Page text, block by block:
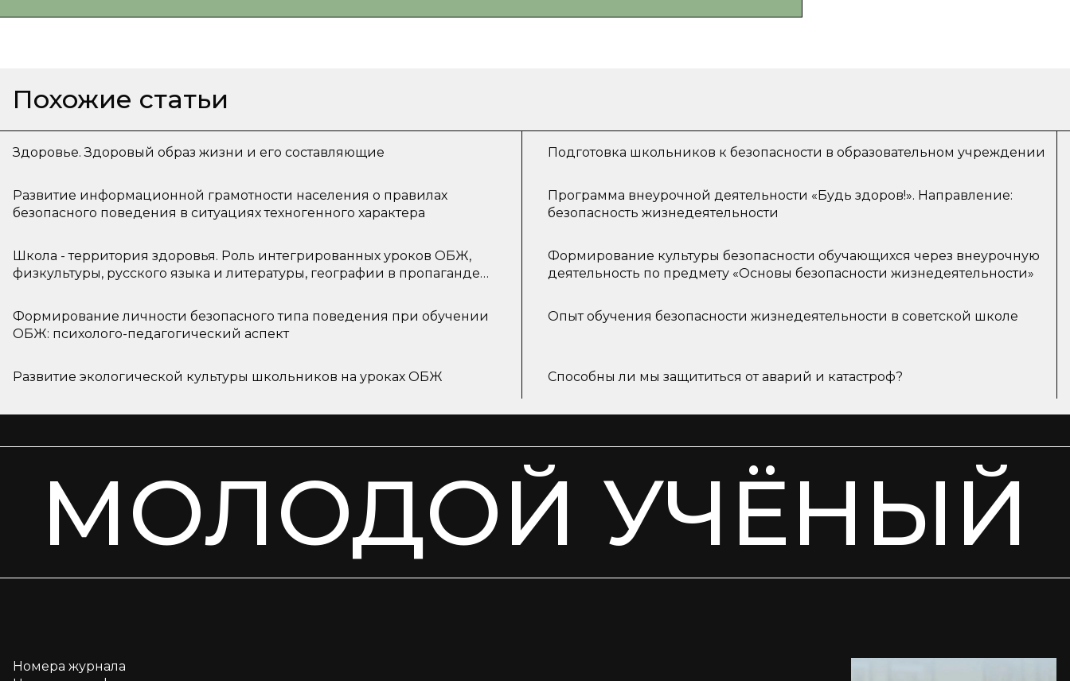
Похожие статьи
Здоровье. Здоровый образ жизни и его составляющие Подготовка школьников к безопасности в образовательном учреждении
Развитие информационной грамотности населения о правилах
безопасного поведения в ситуациях техногенного характера
Программа внеурочной деятельности «Будь здоров!». Направление:
безопасность жизнедеятельности
Школа - территория здоровья. Роль интегрированных уроков ОБЖ,
физкультуры, русского языка и литературы, географии в пропаганде
Формирование культуры безопасности обучающихся через внеурочную
деятельность по предмету «Основы безопасности жизнедеятельности»
Формирование личности безопасного типа поведения при обучении
ОБЖ: психолого-педагогический аспект
Опыт обучения безопасности жизнедеятельности в советской школе
Развитие экологической культуры школьников на уроках ОБЖ Способны ли мы защититься от аварий и катастроф?
МОЛОДОЙ УЧЁНЫЙ
Номера журнала